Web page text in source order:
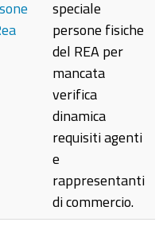
speciale
persone fisiche
del REA per
mancata
verifica
dinamica
requisiti agenti
e
rappresentanti
di commercio.